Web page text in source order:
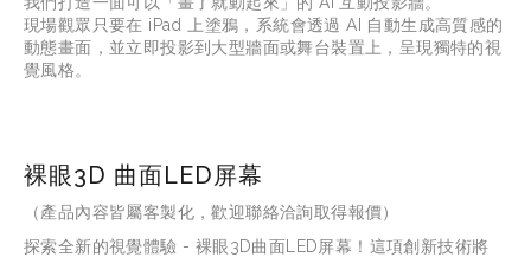
現場觀眾只要在 iPad 上塗鴉，系統會透過 AI 自動生成高質感的
動態畫面，並立即投影到大型牆面或舞台裝置上，呈現獨特的視
覺風格。
裸眼3D 曲面LED屏幕
（產品內容皆屬客製化，歡迎聯絡洽詢取得報價）
探索全新的視覺體驗 - 裸眼3D曲面LED屏幕！這項創新技術將